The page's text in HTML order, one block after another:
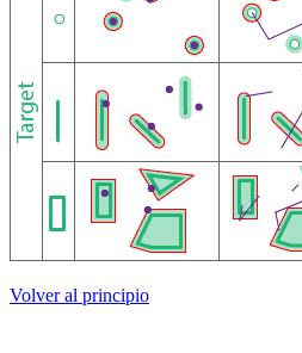
Volver al principio